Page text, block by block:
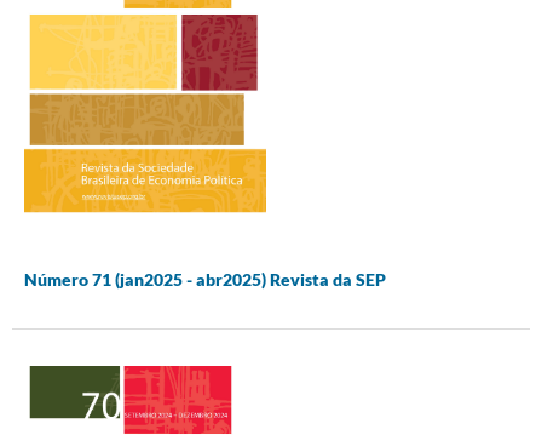
Número 71 (jan2025 - abr2025) Revista da SEP